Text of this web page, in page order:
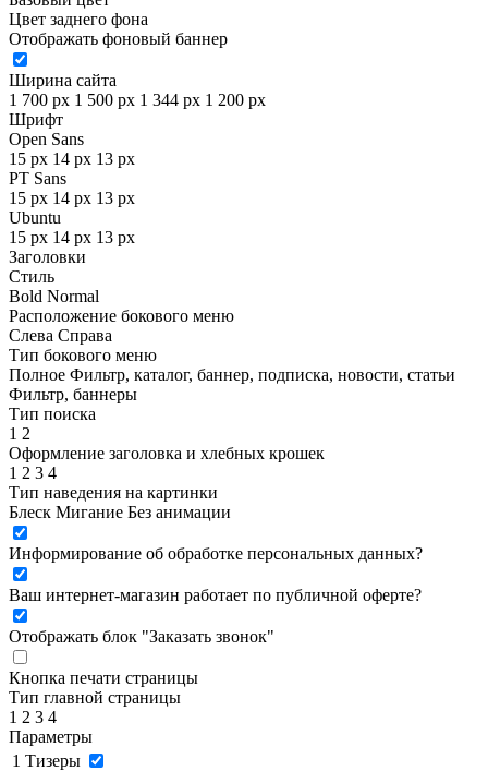
Цвет заднего фона
Отображать фоновый баннер
Ширина сайта
1 700 px 1 500 px 1 344 px 1 200 px
Шрифт
Open Sans
15 px 14 px 13 px
PT Sans
15 px 14 px 13 px
Ubuntu
15 px 14 px 13 px
Заголовки
Стиль
Bold Normal
Расположение бокового меню
Слева Справа
Тип бокового меню
Полное Фильтр, каталог, баннер, подписка, новости, статьи
Фильтр, баннеры
Тип поиска
1 2
Оформление заголовка и хлебных крошек
1 2 3 4
Тип наведения на картинки
Блеск Мигание Без анимации
Информирование об обработке персональных данных?
Ваш интернет-магазин работает по публичной оферте?
Отображать блок "Заказать звонок"
Кнопка печати страницы
Тип главной страницы
1 2 3 4
Параметры
1 Тизеры